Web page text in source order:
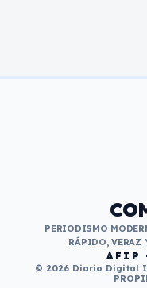
PERIODISMO
RÁPIDO, VERAZ
AFIP
© 2026 Diario Digital